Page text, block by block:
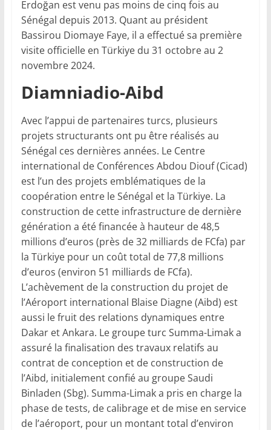
Erdoğan est venu pas moins de cinq fois au
Sénégal depuis 2013. Quant au président
Bassirou Diomaye Faye, il a effectué sa première
visite officielle en Türkiye du 31 octobre au 2
novembre 2024.
Diamniadio-Aibd
Avec l’appui de partenaires turcs, plusieurs
projets structurants ont pu être réalisés au
Sénégal ces dernières années. Le Centre
international de Conférences Abdou Diouf (Cicad)
est l’un des projets emblématiques de la
coopération entre le Sénégal et la Türkiye. La
construction de cette infrastructure de dernière
génération a été financée à hauteur de 48,5
millions d’euros (près de 32 milliards de FCfa) par
la Türkiye pour un coût total de 77,8 millions
d’euros (environ 51 milliards de FCfa).
L’achèvement de la construction du projet de
l’Aéroport international Blaise Diagne (Aibd) est
aussi le fruit des relations dynamiques entre
Dakar et Ankara. Le groupe turc Summa-Limak a
assuré la finalisation des travaux relatifs au
contrat de conception et de construction de
l’Aibd, initialement confié au groupe Saudi
Binladen (Sbg). Summa-Limak a pris en charge la
phase de tests, de calibrage et de mise en service
de l’aéroport, pour un montant total d’environ